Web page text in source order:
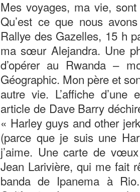
Mes voyages, ma vie,
Qu’est ce que nous
Rallye des Gazelles, 15 h
ma sœur Alejandra. Une
d’opérer au Rwanda –
Géographic. Mon père et
autre vie. L’affiche
article de Dave Barry
« Harley guys and other
(parce que je suis une
j’aime. Une carte de
Jean Larivière, qui me fait
banda de Ipanema à